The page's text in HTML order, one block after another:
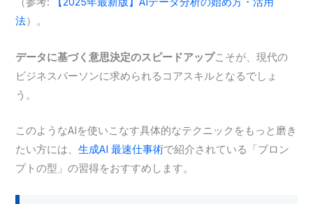
法）。
データに基づく意思決定のスピードアップこそが、現代の
ビジネスパーソンに求められるコアスキルとなるでしょ
う。
このようなAIを使いこなす具体的なテクニックをもっと磨き
たい方には、生成AI 最速仕事術で紹介されている「プロン
プトの型」の習得をおすすめします。